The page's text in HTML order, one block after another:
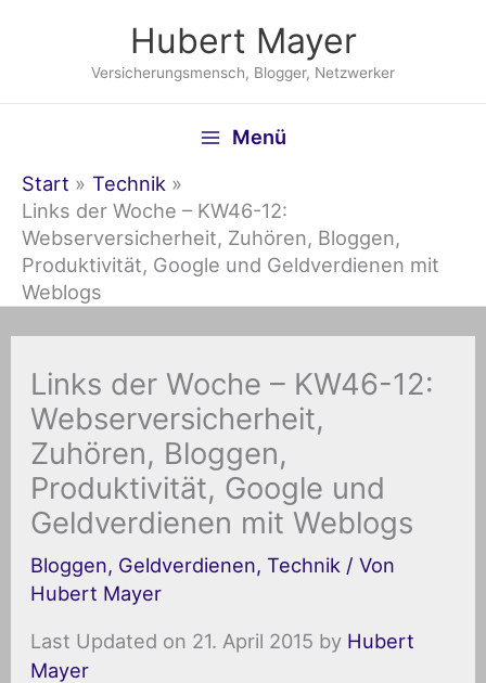
Hubert Mayer
Versicherungsmensch, Blogger, Netzwerker
Menü
Start
Technik
Links der Woche – KW46-12:
Webserversicherheit, Zuhören, Bloggen,
Produktivität, Google und Geldverdienen mit
Weblogs
Links der Woche – KW46-12:
Webserversicherheit,
Zuhören, Bloggen,
Produktivität, Google und
Geldverdienen mit Weblogs
Bloggen, Geldverdienen,Technik / Von
Hubert Mayer
Last Updated on 21. April 2015 by Hubert
Mayer